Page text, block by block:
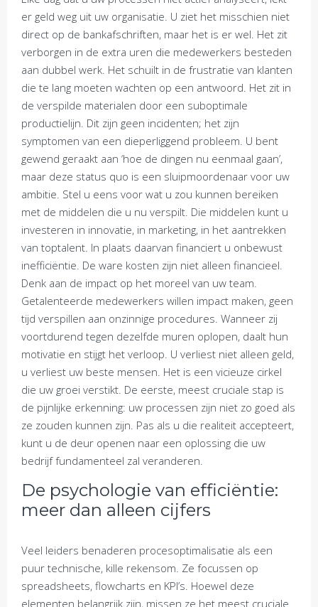
er geld weg uit uw organisatie. U ziet het misschien niet
direct op de bankafschriften, maar het is er wel. Het zit
verborgen in de extra uren die medewerkers besteden
aan dubbel werk. Het schuilt in de frustratie van klanten
die te lang moeten wachten op een antwoord. Het zit in
de verspilde materialen door een suboptimale
productielijn. Dit zijn geen incidenten; het zijn
symptomen van een dieperliggend probleem. U bent
gewend geraakt aan ‘hoe de dingen nu eenmaal gaan’,
maar deze status quo is een sluipmoordenaar voor uw
ambitie. Stel u eens voor wat u zou kunnen bereiken
met de middelen die u nu verspilt. Die middelen kunt u
investeren in innovatie, in marketing, in het aantrekken
van toptalent. In plaats daarvan financiert u onbewust
inefficiëntie. De ware kosten zijn niet alleen financieel.
Denk aan de impact op het moreel van uw team.
Getalenteerde medewerkers willen impact maken, geen
tijd verspillen aan onzinnige procedures. Wanneer zij
voortdurend tegen dezelfde muren oplopen, daalt hun
motivatie en stijgt het verloop. U verliest niet alleen geld,
u verliest uw beste mensen. Het is een vicieuze cirkel
die uw groei verstikt. De eerste, meest cruciale stap is
de pijnlijke erkenning: uw processen zijn niet zo goed als
ze zouden kunnen zijn. Pas als u die realiteit accepteert,
kunt u de deur openen naar een oplossing die uw
bedrijf fundamenteel zal veranderen.
De psychologie van efficiëntie:
meer dan alleen cijfers
Veel leiders benaderen procesoptimalisatie als een
puur technische, kille rekensom. Ze focussen op
spreadsheets, flowcharts en KPI’s. Hoewel deze
elementen belangrijk zijn, missen ze het meest cruciale